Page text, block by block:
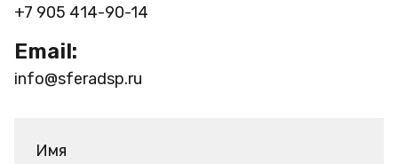
+7 905 414-90-14
Email:
info@sferadsp.ru
Имя